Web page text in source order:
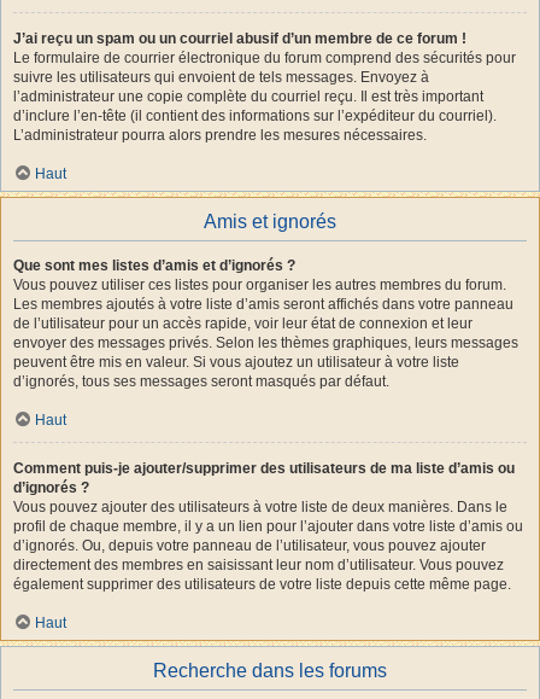
J’ai reçu un spam ou un courriel abusif d’un membre de ce forum !
Le formulaire de courrier électronique du forum comprend des sécurités pour
suivre les utilisateurs qui envoient de tels messages. Envoyez à
l’administrateur une copie complète du courriel reçu. Il est très important
d’inclure l’en-tête (il contient des informations sur l’expéditeur du courriel).
L’administrateur pourra alors prendre les mesures nécessaires.
Haut
Amis et ignorés
Que sont mes listes d’amis et d’ignorés ?
Vous pouvez utiliser ces listes pour organiser les autres membres du forum.
Les membres ajoutés à votre liste d’amis seront affichés dans votre panneau
de l’utilisateur pour un accès rapide, voir leur état de connexion et leur
envoyer des messages privés. Selon les thèmes graphiques, leurs messages
peuvent être mis en valeur. Si vous ajoutez un utilisateur à votre liste
d’ignorés, tous ses messages seront masqués par défaut.
Haut
Comment puis-je ajouter/supprimer des utilisateurs de ma liste d’amis ou
d’ignorés ?
Vous pouvez ajouter des utilisateurs à votre liste de deux manières. Dans le
profil de chaque membre, il y a un lien pour l’ajouter dans votre liste d’amis ou
d’ignorés. Ou, depuis votre panneau de l’utilisateur, vous pouvez ajouter
directement des membres en saisissant leur nom d’utilisateur. Vous pouvez
également supprimer des utilisateurs de votre liste depuis cette même page.
Haut
Recherche dans les forums